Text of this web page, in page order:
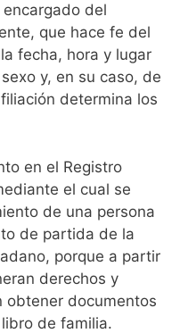
del
que hace fe del
fecha, hora y lugar
y, en su caso, de
determina los
en el Registro
el cual se
de una persona
de partida de la
porque a partir
derechos y
obtener documentos
de familia.